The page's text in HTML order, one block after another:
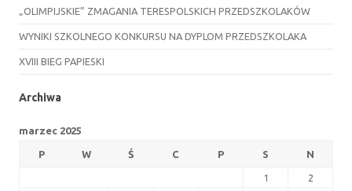
„OLIMPIJSKIE” ZMAGANIA TERESPOLSKICH PRZEDSZKOLAKÓW
WYNIKI SZKOLNEGO KONKURSU NA DYPLOM PRZEDSZKOLAKA
XVIII BIEG PAPIESKI
Archiwa
marzec 2025
P W Ś C P S N
1
2